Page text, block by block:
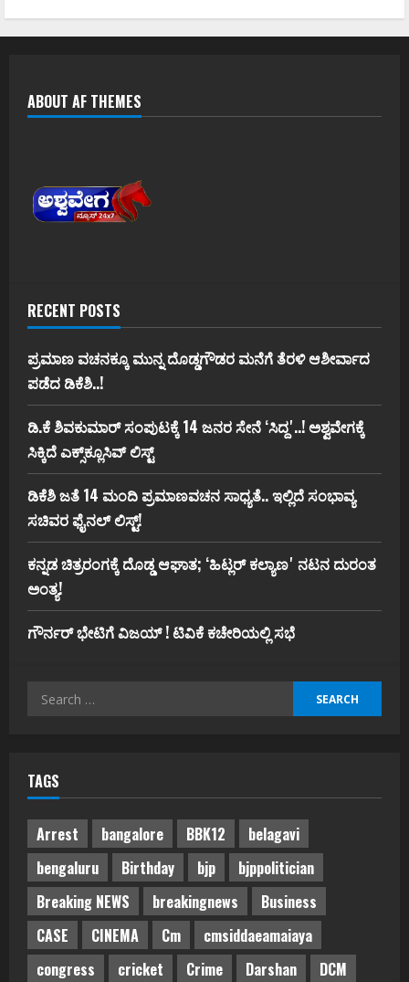
ABOUT AF THEMES
RECENT POSTS
ಪ್ರಮಾಣ ವಚನಕ್ಕೂ ಮುನ್ನ ದೊಡ್ಡಗೌಡರ ಮನೆಗೆ ತೆರಳಿ ಆಶೀರ್ವಾದ
ಪಡೆದ ಡಿಕೆಶಿ..!
ಡಿ.ಕೆ ಶಿವಕುಮಾರ್‌ ಸಂಪುಟಕ್ಕೆ 14 ಜನರ ಸೇನೆ ʻಸಿದ್ದʼ..! ಅಶ್ವವೇಗಕ್ಕೆ
ಸಿಕ್ಕಿದೆ ಎಕ್ಸ್‌ಕ್ಲೂಸಿವ್‌ ಲಿಸ್ಟ್‌
ಡಿಕೆಶಿ ಜತೆ 14 ಮಂದಿ ಪ್ರಮಾಣವಚನ ಸಾಧ್ಯತೆ.. ಇಲ್ಲಿದೆ ಸಂಭಾವ್ಯ
ಸಚಿವರ ಫೈನಲ್ ಲಿಸ್ಟ್‌!
ಕನ್ನಡ ಚಿತ್ರರಂಗಕ್ಕೆ ದೊಡ್ಡ ಆಘಾತ; ʻಹಿಟ್ಲರ್ ಕಲ್ಯಾಣʼ ನಟನ ದುರಂತ
ಅಂತ್ಯ!
ಗೌರ್ನರ್‌ ಭೇಟಿಗೆ ವಿಜಯ್‌ ! ಟಿವಿಕೆ ಕಚೇರಿಯಲ್ಲಿ ಸಭೆ
Search
TAGS
Arrest bangalore BBK12
belagavi
bengaluru
Birthday bjp
bjppolitician
Breaking NEWS
breakingnews
Business
CASE
CINEMA Cm
cmsiddaeamaiaya
congress
cricket Crime Darshan DCM